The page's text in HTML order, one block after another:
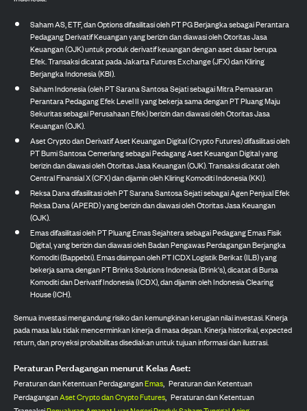
Saham AS, ETF, dan Options difasilitasi oleh PT PG Berjangka sebagai Perantara
Pedagang Derivatif Keuangan yang berizin dan diawasi oleh Otoritas Jasa
Keuangan (OJK) untuk produk derivatif keuangan dengan aset dasar berupa
Efek. Transaksi dicatat pada Jakarta Futures Exchange (JFX) dan Kliring
Berjangka Indonesia (KBI).
Saham Indonesia (oleh PT Sarana Santosa Sejati sebagai Mitra Pemasaran
Perantara Pedagang Efek Level II yang bekerja sama dengan PT Pluang Maju
Sekuritas sebagai Perusahaan Efek) berizin dan diawasi oleh Otoritas Jasa
Keuangan (OJK).
Aset Crypto dan Derivatif Aset Keuangan Digital (Crypto Futures) difasilitasi oleh
PT Bumi Santosa Cemerlang sebagai Pedagang Aset Keuangan Digital yang
berizin dan diawasi oleh Otoritas Jasa Keuangan (OJK). Transaksi dicatat oleh
Central Finansial X (CFX) dan dijamin oleh Kliring Komoditi Indonesia (KKI).
Reksa Dana difasilitasi oleh PT Sarana Santosa Sejati sebagai Agen Penjual Efek
Reksa Dana (APERD) yang berizin dan diawasi oleh Otoritas Jasa Keuangan
(OJK).
Emas difasilitasi oleh PT Pluang Emas Sejahtera sebagai Pedagang Emas Fisik
Digital, yang berizin dan diawasi oleh Badan Pengawas Perdagangan Berjangka
Komoditi (Bappebti). Emas disimpan oleh PT ICDX Logistik Berikat (ILB) yang
bekerja sama dengan PT Brinks Solutions Indonesia (Brink's), dicatat di Bursa
Komoditi dan Derivatif Indonesia (ICDX), dan dijamin oleh Indonesia Clearing
House (ICH).
Semua investasi mengandung risiko dan kemungkinan kerugian nilai investasi. Kinerja
pada masa lalu tidak mencerminkan kinerja di masa depan. Kinerja historikal, expected
return, dan proyeksi probabilitas disediakan untuk tujuan informasi dan ilustrasi.
Peraturan Perdagangan menurut Kelas Aset:
Peraturan dan Ketentuan PerdaganganEmas, Peraturan dan Ketentuan
PerdaganganAset Crypto dan Crypto Futures, Peraturan dan Ketentuan